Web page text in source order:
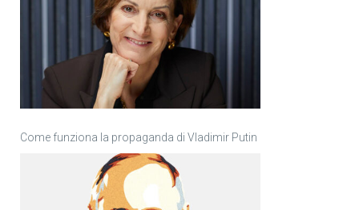
Come funziona la propaganda di Vladimir Putin